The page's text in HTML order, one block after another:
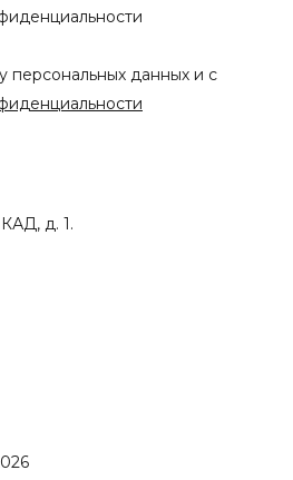
персональных данных и с
д. 1.